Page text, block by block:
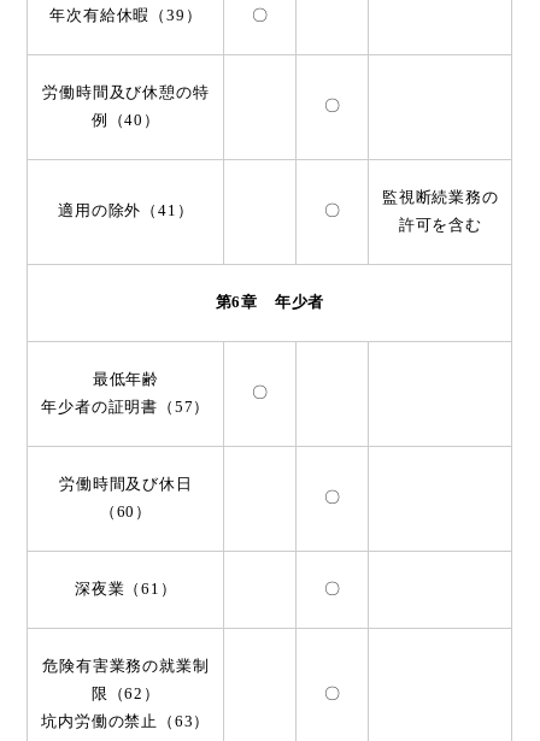
年次有給休暇（39） 〇
労働時間及び休憩の特
例（40）
〇
適用の除外（41） 〇
監視断続業務の
許可を含む
第6章 年少者
最低年齢
年少者の証明書（57）
〇
労働時間及び休日
（60）
〇
深夜業（61） 〇
危険有害業務の就業制
限（62）
坑内労働の禁止（63）
〇